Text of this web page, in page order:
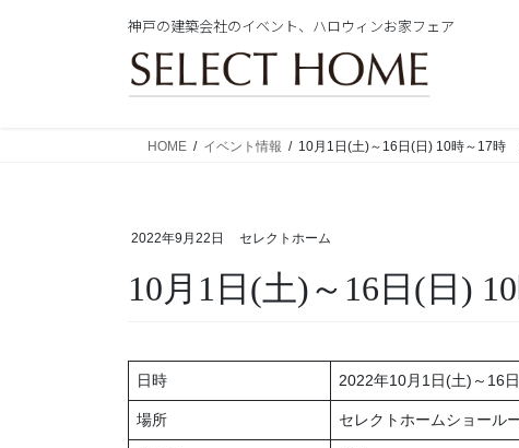
神戸の建築会社のイベント、ハロウィンお家フェア
HOME イベント情報 10月1日(土)～16日(日) 10時～17時
2022年9月22日 セレクトホーム
10月1日(土)～16日(日)
日時 2022年10月1日(土)～16
場所 セレクトホームショール